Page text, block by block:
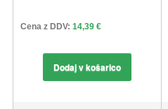
Cena z DDV: 14,39 €
Dodaj v košarico